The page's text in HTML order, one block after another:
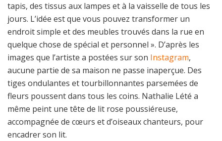
tapis, des tissus aux lampes et à la vaisselle de tous les
jours. L’idée est que vous pouvez transformer un
endroit simple et des meubles trouvés dans la rue en
quelque chose de spécial et personnel ». D’après les
images que l’artiste a postées sur son Instagram,
aucune partie de sa maison ne passe inaperçue. Des
tiges ondulantes et tourbillonnantes parsemées de
fleurs poussent dans tous les coins. Nathalie Lété a
même peint une tête de lit rose poussiéreuse,
accompagnée de cœurs et d’oiseaux chanteurs, pour
encadrer son lit.